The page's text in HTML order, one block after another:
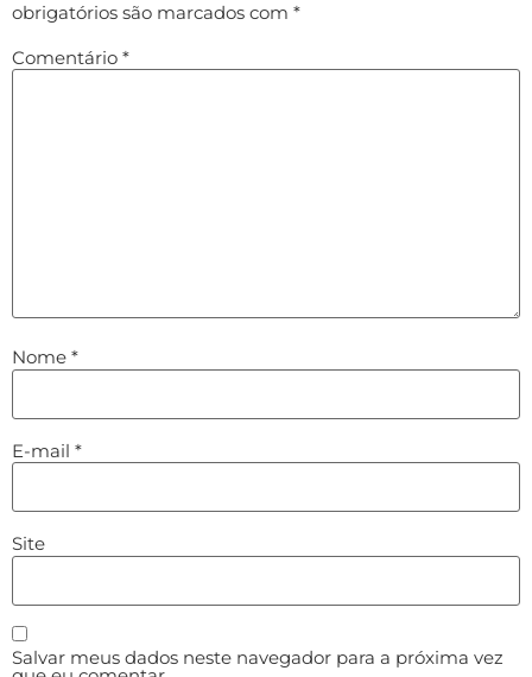
obrigatórios são marcados com *
Comentário *
Nome *
E-mail *
Site
Salvar meus dados neste navegador para a próxima vez